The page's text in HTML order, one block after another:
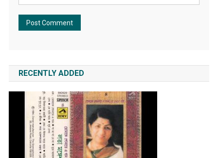
RECENTLY ADDED